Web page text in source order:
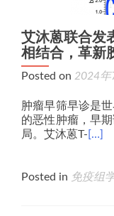
艾沐蒽联合发
相结合，革新
Posted on 2024年
肿瘤早筛早诊是
的恶性肿瘤，早
局。艾沐蒽T- […]
Posted in 免疫组